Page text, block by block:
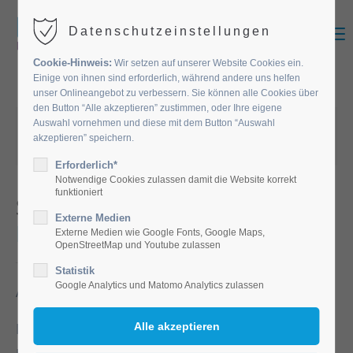
MENU
04.12.2025 07:29
von Diakonie Altenpflege
Senioren besuchen
Krippenausstellung.
Adlkofen.
Die Senioren des Elisabethstifts besuchten die
Datenschutzeinstellungen
Cookie-Hinweis: Wir setzen auf unserer Website Cookies ein.
Einige von ihnen sind erforderlich, während andere uns helfen
unser Onlineangebot zu verbessern. Sie können alle Cookies über
den Button “Alle akzeptieren” zustimmen, oder Ihre eigene
Auswahl vornehmen und diese mit dem Button “Auswahl
akzeptieren” speichern.
Erforderlich*
Notwendige Cookies zulassen damit die Website korrekt
funktioniert
Externe Medien
Externe Medien wie Google Fonts, Google Maps,
OpenStreetMap und Youtube zulassen
Statistik
Google Analytics und Matomo Analytics zulassen